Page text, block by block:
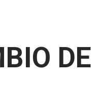
DE